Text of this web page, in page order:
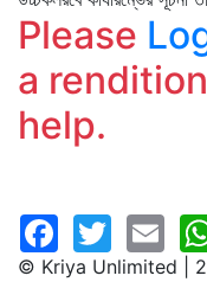
Please
a
help.
© Kriya Unlimited |